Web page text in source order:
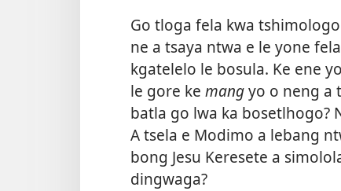
Go tloga fela kwa
ne a tsaya ntwa e le yone
kgatelelo le bosula. Ke ene
le gore ke mangyo o neng a
batla go lwa ka bosetlhogo?
A tsela e Modimo a lebang
bong Jesu Keresete a
dingwaga?